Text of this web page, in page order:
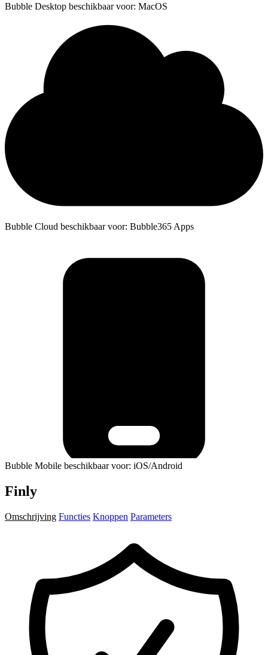
Bubble Desktop beschikbaar voor: MacOS
Bubble Cloud beschikbaar voor: Bubble365 Apps
Bubble Mobile beschikbaar voor: iOS/Android
Finly
Omschrijving Functies Knoppen Parameters